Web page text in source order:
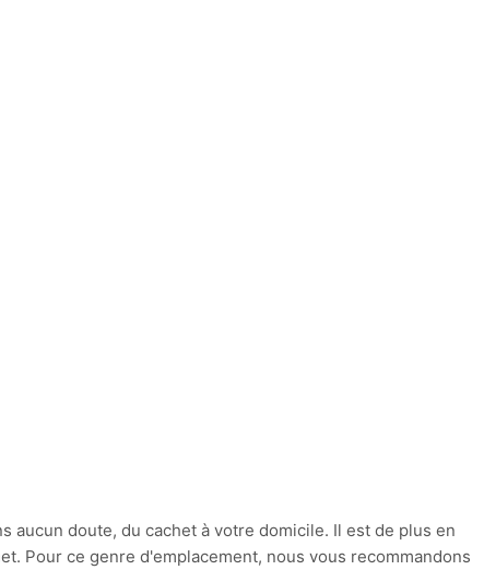
aucun doute, du cachet à votre domicile. Il est de plus en
Pour ce genre d'emplacement, nous vous recommandons